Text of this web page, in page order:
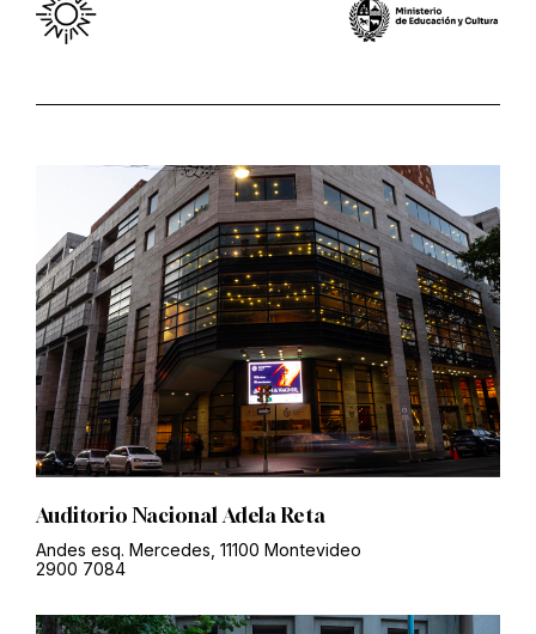
Auditorio Nacional Adela Reta
Andes esq. Mercedes, 11100 Montevideo
2900 7084